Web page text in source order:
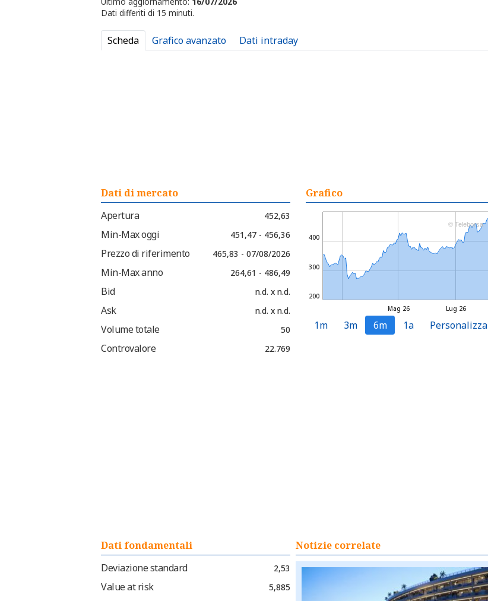
Dati differiti di 15 minuti.
Scheda Grafico avanzato Dati intraday
Dati di mercato
Apertura
452,63
Min-Max oggi 451,47 - 456,36
Prezzo di riferimento 465,83 - 07/08/2026
Min-Max anno 264,61 - 486,49
Bid n.d. x n.d.
Ask n.d. x n.d.
Volume totale 50
Controvalore 22.769
Grafico
Lug 26
Mag 26
200
300
400
© Teleborsa
1m 3m 6m 1a Personalizza
Dati fondamentali
Deviazione standard
2,53
Value at risk 5,885
Notizie correlate